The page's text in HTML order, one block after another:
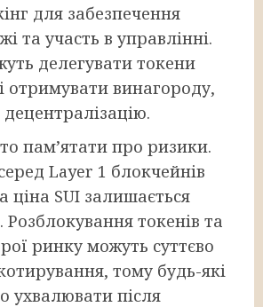
для забезпечення
та участь в управлінні.
делегувати токени
отримувати винагороду,
памʼятати про ризики.
Layer 1 блокчейнів
ціна SUI залишається
токенів та
ринку можуть суттєво
тому будь-які
ухвалювати після